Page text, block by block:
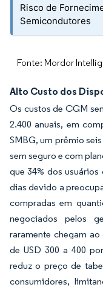
Risco de
Semicondutores
Fonte: Mordor
Alto Custo dos
Os custos de CGM
2.400 anuais, em
SMBG, um prêmio
sem seguro e com
que 34% dos
dias devido a
compradas em
negociados pelos
raramente chegam
de USD 300 a 400
reduz o preço de
consumidores,